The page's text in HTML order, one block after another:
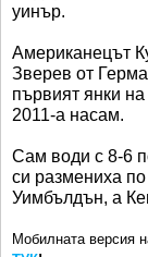
уинър.
Американецът
Зверев от
първият янки
2011-а насам.
Сам води с 8-6
си размениха
Уимбълдън, а
Мобилната версия